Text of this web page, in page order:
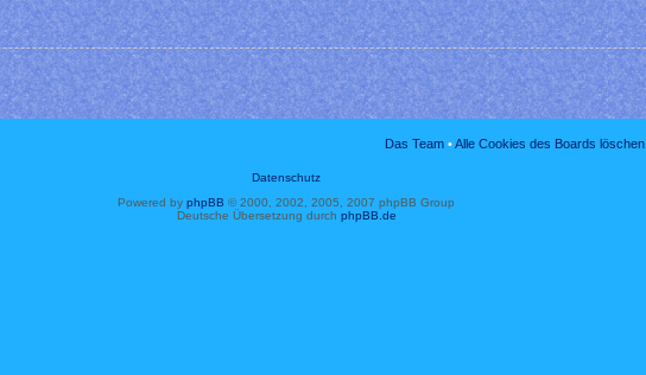
Das Team •Alle Cookies des Boards löschen
Datenschutz
Powered by phpBB © 2000, 2002, 2005, 2007 phpBB Group
Deutsche Übersetzung durch phpBB.de